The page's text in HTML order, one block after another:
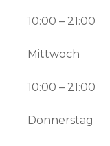
10:00 – 21:00
Mittwoch
10:00 – 21:00
Donnerstag